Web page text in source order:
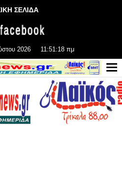
ΣΕΛΙΔΑ
2026 11:51:19 πμ